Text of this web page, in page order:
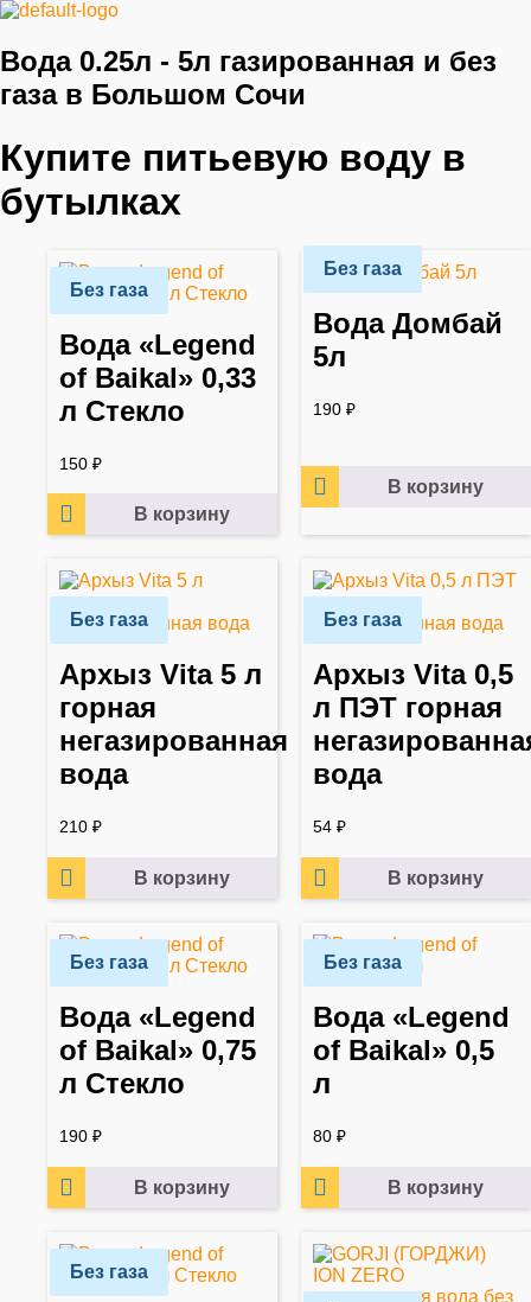
Вода 0.25л - 5л газированная и без
газа в Большом Сочи
Купите питьевую воду в
бутылках
Без газа
Вода «Legend
of Baikal» 0,33
л Стекло
150 ₽
В корзину
Без газа
Вода Домбай
5л
190 ₽
В корзину
Без газа
Архыз Vita 5 л
горная
негазированная
вода
210 ₽
В корзину
Без газа
Архыз Vita 0,5
л ПЭТ горная
вода
54 ₽
В корзину
Без газа
Вода «Legend
of Baikal» 0,75
л Стекло
190 ₽
В корзину
Без газа
Вода «Legend
of Baikal» 0,5
л
80 ₽
В корзину
Без газа